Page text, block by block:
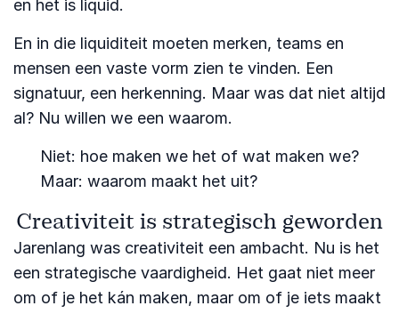
en het is liquid.
En in die liquiditeit moeten merken, teams en
mensen een vaste vorm zien te vinden. Een
signatuur, een herkenning. Maar was dat niet altijd
al? Nu willen we een waarom.
Niet: hoe maken we het of wat maken we?
Maar: waarom maakt het uit?
Creativiteit is strategisch geworden
Jarenlang was creativiteit een ambacht. Nu is het
een strategische vaardigheid. Het gaat niet meer
om of je het kán maken, maar om of je iets maakt